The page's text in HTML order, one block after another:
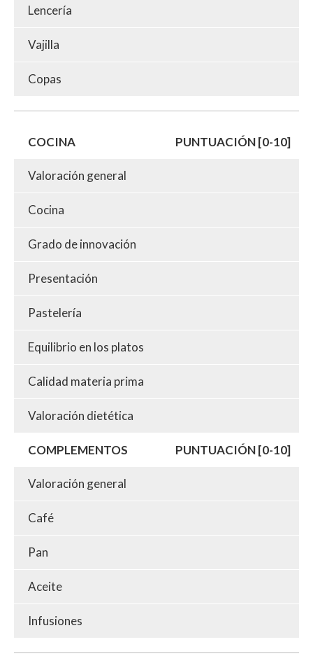
Lencería
Vajilla
Copas
COCINA PUNTUACIÓN [0-10]
Valoración general
Cocina
Grado de innovación
Presentación
Pastelería
Equilibrio en los platos
Calidad materia prima
Valoración dietética
COMPLEMENTOS PUNTUACIÓN [0-10]
Valoración general
Café
Pan
Aceite
Infusiones